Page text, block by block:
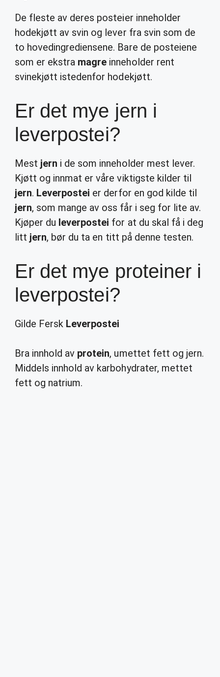
De fleste av deres posteier inneholder
hodekjøtt av svin og lever fra svin som de
to hovedingrediensene. Bare de posteiene
som er ekstra magre inneholder rent
svinekjøtt istedenfor hodekjøtt.
Er det mye jern i
leverpostei?
Mest jern i de som inneholder mest lever.
Kjøtt og innmat er våre viktigste kilder til
jern. Leverpostei er derfor en god kilde til
jern, som mange av oss får i seg for lite av.
Kjøper du leverpostei for at du skal få i deg
litt jern, bør du ta en titt på denne testen.
Er det mye proteiner i
leverpostei?
Gilde Fersk Leverpostei
Bra innhold av protein, umettet fett og jern.
Middels innhold av karbohydrater, mettet
fett og natrium.